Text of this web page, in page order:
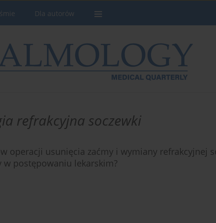
Dla autorów
refrakcyjna soczewki
operacji usunięcia zaćmy i wymiany refrakcyjnej
w postępowaniu lekarskim?